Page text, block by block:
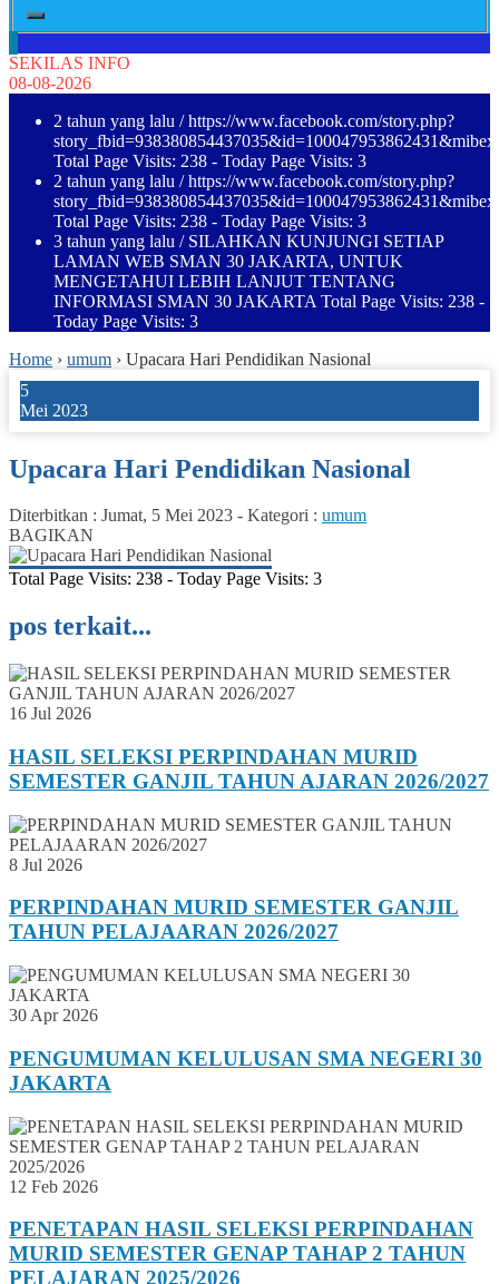
SEKILAS INFO
08-08-2026
2 tahun yang lalu / https://www.facebook.com/story.php?
Total Page Visits: 238 - Today Page Visits: 3
2 tahun yang lalu / https://www.facebook.com/story.php?
Total Page Visits: 238 - Today Page Visits: 3
3 tahun yang lalu / SILAHKAN KUNJUNGI SETIAP
LAMAN WEB SMAN 30 JAKARTA, UNTUK
MENGETAHUI LEBIH LANJUT TENTANG
INFORMASI SMAN 30 JAKARTA Total Page Visits: 238 -
Today Page Visits: 3
Home › umum › Upacara Hari Pendidikan Nasional
5
Mei 2023
Upacara Hari Pendidikan Nasional
Diterbitkan : Jumat, 5 Mei 2023 - Kategori : umum
BAGIKAN
Total Page Visits: 238 - Today Page Visits: 3
pos terkait...
16 Jul 2026
HASIL SELEKSI PERPINDAHAN MURID
SEMESTER GANJIL TAHUN AJARAN 2026/2027
8 Jul 2026
PERPINDAHAN MURID SEMESTER GANJIL
TAHUN PELAJAARAN 2026/2027
30 Apr 2026
PENGUMUMAN KELULUSAN SMA NEGERI 30
JAKARTA
12 Feb 2026
PENETAPAN HASIL SELEKSI PERPINDAHAN
MURID SEMESTER GENAP TAHAP 2 TAHUN
PELAJARAN 2025/2026